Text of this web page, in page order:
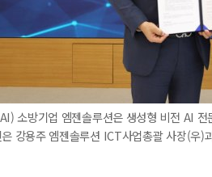
소방기업 엠젠솔루션은 생성형 비전 AI
강용주 엠젠솔루션 ICT사업총괄 사장(우